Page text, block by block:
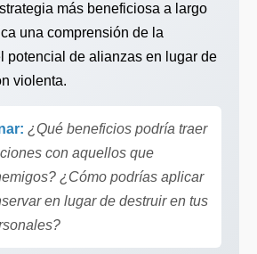
más beneficiosa a largo
una comprensión de la
potencial de alianzas en lugar de
violenta.
¿Qué beneficios podría traer
con aquellos que
¿Cómo podrías aplicar
en lugar de destruir en tus